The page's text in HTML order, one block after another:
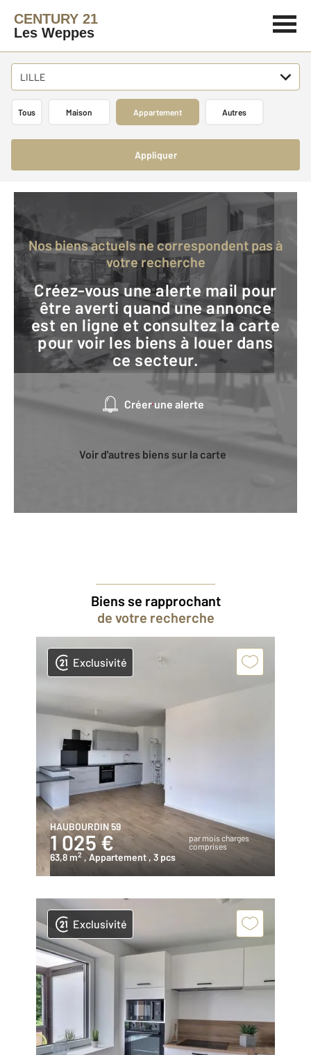
CENTURY 21
Les Weppes
LILLE
Tous Maison Appartement Autres
Appliquer
Nos biens actuels ne correspondent pas à
votre recherche
Créez-vous une alerte mail pour
être averti quand une annonce
est en ligne et consultez la carte
pour voir les biens à louer dans
ce secteur.
Créer une alerte
Voir d'autres biens sur la carte
Biens se rapprochant
de votre recherche
Exclusivité
HAUBOURDIN 59
1 025 €
par mois charges
comprises
63,8 m2 , Appartement , 3 pcs
Exclusivité